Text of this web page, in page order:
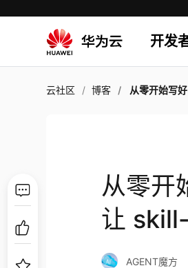
开发
云社区 博客 从零开始写好 Skill
从零开
让
AGENT魔方